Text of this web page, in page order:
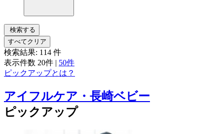
検索する
すべてクリア
検索結果: 114 件
表示件数 20件 | 50件
ピックアップとは？
アイフルケア・長崎ベビー
ピックアップ